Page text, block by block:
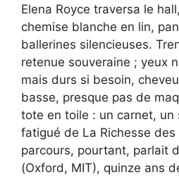
Elena Royce traversa le
chemise blanche en lin,
ballerines silencieuses.
retenue souveraine ; yeux
mais durs si besoin,
basse, presque pas de
tote en toile : un carnet, un
fatigué de La Richesse des
parcours, pourtant, parlait
(Oxford, MIT), quinze ans